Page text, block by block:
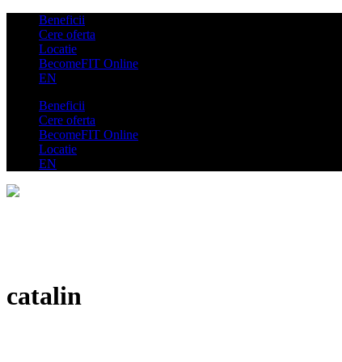
Beneficii
Cere oferta
Locatie
BecomeFIT Online
EN
Beneficii
Cere oferta
BecomeFIT Online
Locatie
EN
catalin